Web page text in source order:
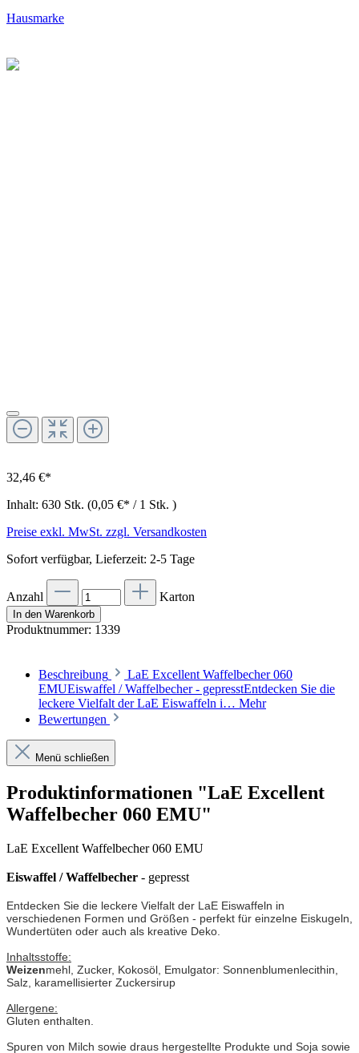
Hausmarke
32,46 €*
Inhalt: 630 Stk. (0,05 €* / 1 Stk. )
Preise exkl. MwSt. zzgl. Versandkosten
Sofort verfügbar, Lieferzeit: 2-5 Tage
Anzahl Karton
In den Warenkorb
Produktnummer: 1339
Beschreibung
LaE Excellent Waffelbecher 060
EMUEiswaffel / Waffelbecher - gepresstEntdecken Sie die
leckere Vielfalt der LaE Eiswaffeln i… Mehr
Bewertungen
Menü schließen
Produktinformationen "LaE Excellent
Waffelbecher 060 EMU"
LaE Excellent Waffelbecher 060 EMU
Eiswaffel / Waffelbecher - gepresst
Entdecken Sie die leckere Vielfalt der LaE Eiswaffeln in
verschiedenen Formen und Größen - perfekt für einzelne Eiskugeln,
Wundertüten oder auch als kreative Deko.
Inhaltsstoffe:
Weizenmehl, Zucker, Kokosöl, Emulgator: Sonnenblumenlecithin,
Salz, karamellisierter Zuckersirup
Allergene:
Gluten enthalten.
Spuren von Milch sowie draus hergestellte Produkte und Soja sowie